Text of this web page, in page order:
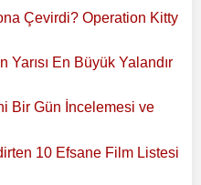
Çevirdi? Operation Kitty
En Büyük Yalandır
Bir Gün İncelemesi ve
10 Efsane Film Listesi